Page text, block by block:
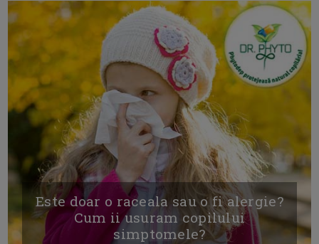
Este doar o raceala sau o fi alergie?
Cum ii usuram copilului
simptomele?